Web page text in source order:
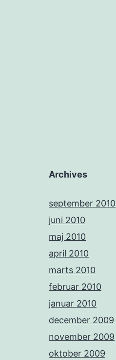
Archives
september 2010
juni 2010
maj 2010
april 2010
marts 2010
februar 2010
januar 2010
december 2009
november 2009
oktober 2009